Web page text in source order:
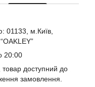
01133, м.Київ,
20:00
товар доступний до
замовлення.